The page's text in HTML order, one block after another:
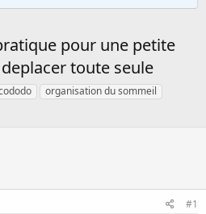
pour une petite
toute seule
organisation du sommeil
#1